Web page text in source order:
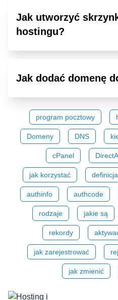
Jak utworzyć
hostingu?
Jak dodać domenę
program pocztowy
Domeny DNS
cPanel
jak korzystać definicja
authinfo authcode
rodzaje jakie są
rekordy
jak zarejestrować
jak zmienić